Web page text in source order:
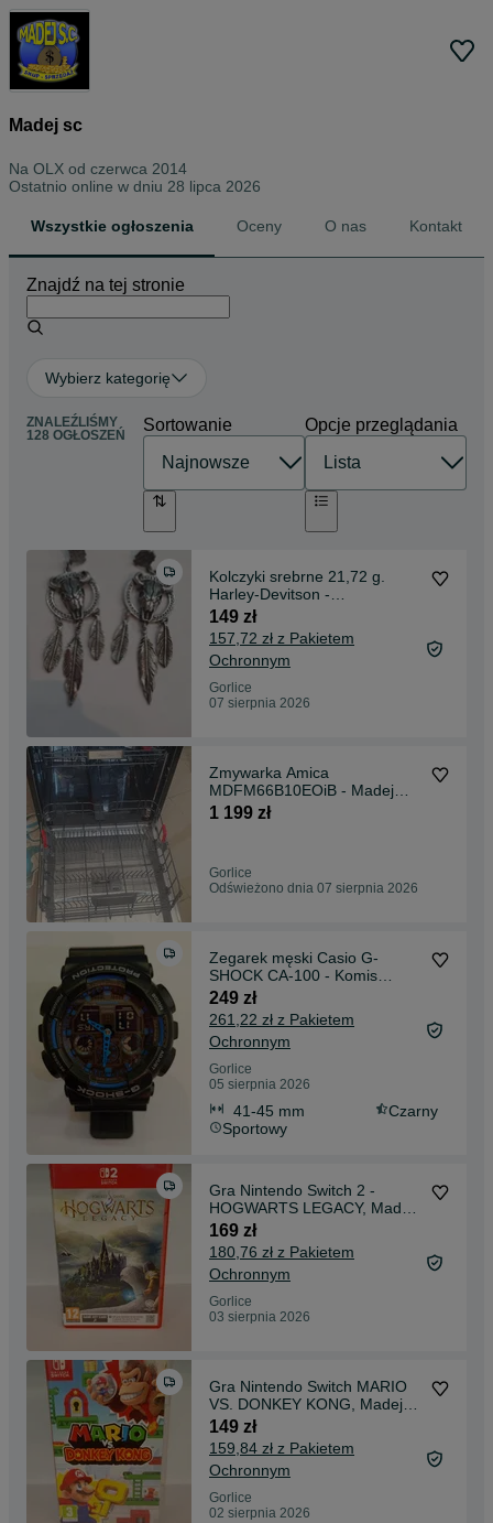
Madej sc
Na OLX od czerwca 2014
Ostatnio online w dniu 28 lipca 2026
Wszystkie ogłoszenia Oceny O nas Kontakt
Znajdź na tej stronie
Wybierz kategorię
ZNALEŹLIŚMY
128 OGŁOSZEŃ
Sortowanie Opcje przeglądania
Kolczyki srebrne 21,72 g.
Harley-Devitson -
komismadej.pl Gorlice
149 zł
157,72 zł z Pakietem
Ochronnym
Gorlice
07 sierpnia 2026
Zmywarka Amica
MDFM66B10EOiB - Madej
Gorlice Mickiewicza -
1 199 zł
Gorlice
Odświeżono dnia 07 sierpnia 2026
Zegarek męski Casio G-
SHOCK CA-100 - Komis
Madej Gorlice -
249 zł
261,22 zł z Pakietem
Ochronnym
Gorlice
05 sierpnia 2026
41-45 mm
Czarny
Sportowy
Gra Nintendo Switch 2 -
HOGWARTS LEGACY, Madej
Gorlice Mickiewicza
169 zł
180,76 zł z Pakietem
Ochronnym
Gorlice
03 sierpnia 2026
Gra Nintendo Switch MARIO
VS. DONKEY KONG, Madej
Gorlice Mickiewicza
149 zł
159,84 zł z Pakietem
Ochronnym
Gorlice
02 sierpnia 2026